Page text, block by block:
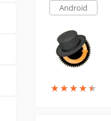
Android
★★★★★
★★★★★